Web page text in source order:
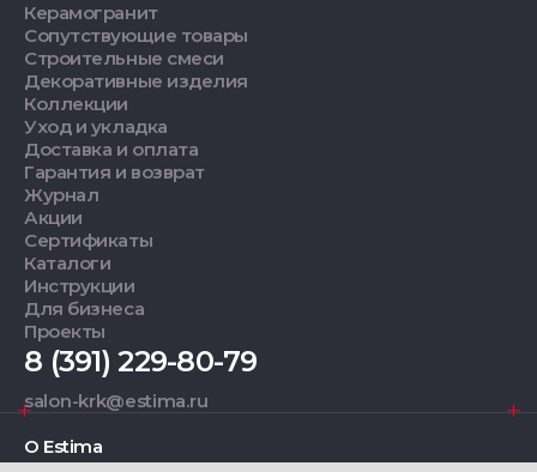
Керамогранит
Сопутствующие товары
Строительные смеси
Декоративные изделия
Коллекции
Уход и укладка
Доставка и оплата
Гарантия и возврат
Журнал
Акции
Сертификаты
Каталоги
Инструкции
Для бизнеса
Проекты
8 (391) 229-80-79
salon-krk@estima.ru
О Estima